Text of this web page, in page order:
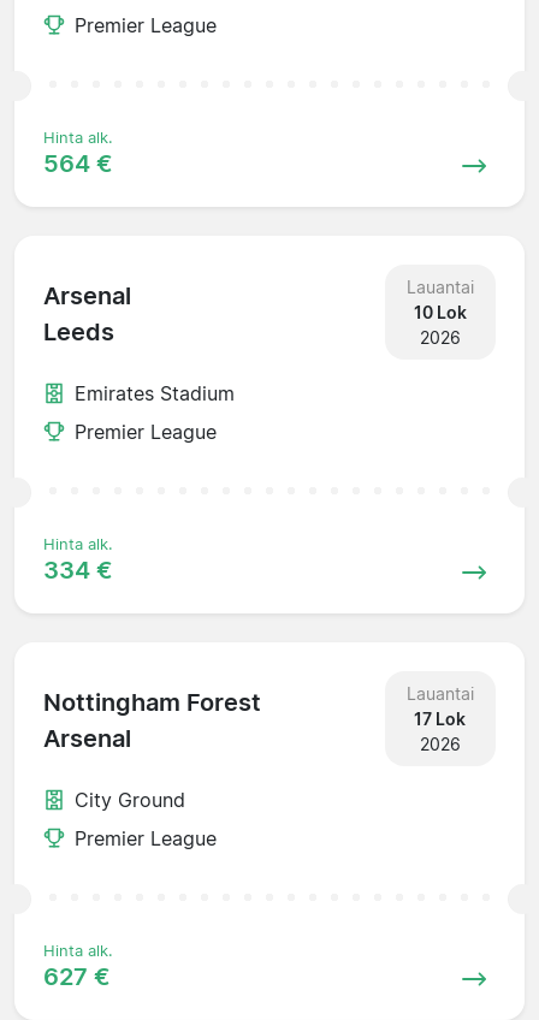
Premier League
Hinta alk.
564 €
Arsenal
Leeds
Lauantai
10 Lok
2026
Emirates Stadium
Premier League
Hinta alk.
334 €
Nottingham Forest
Arsenal
Lauantai
17 Lok
2026
City Ground
Premier League
Hinta alk.
627 €